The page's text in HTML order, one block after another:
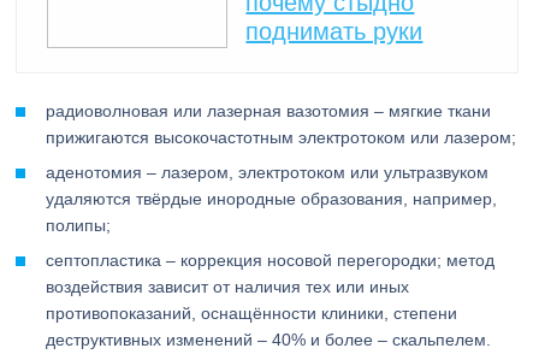
поднимать руки
радиоволновая или лазерная вазотомия – мягкие ткани
прижигаются высокочастотным электротоком или лазером;
аденотомия – лазером, электротоком или ультразвуком
удаляются твёрдые инородные образования, например,
полипы;
септопластика – коррекция носовой перегородки; метод
воздействия зависит от наличия тех или иных
противопоказаний, оснащённости клиники, степени
деструктивных изменений – 40% и более – скальпелем.